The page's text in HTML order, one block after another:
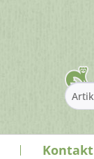
Kontakt